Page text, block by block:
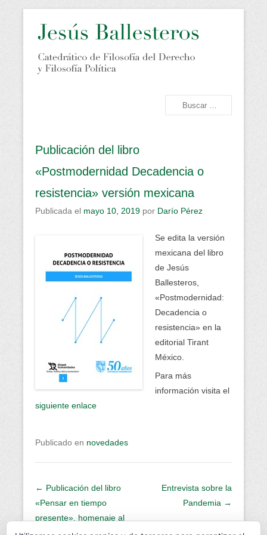
Llompart. Valencia.
Derecho. Filosofía Política. Paz
Buscar
Publicación del libro
«Postmodernidad Decadencia o
resistencia» versión mexicana
Publicada el mayo 10, 2019 por Darío Pérez
Se edita la versión
mexicana del libro
de Jesús
Ballesteros,
«Postmodernidad:
Decadencia o
resistencia» en la
editorial Tirant
México.
Para más
información visita el
siguiente enlace
Publicado en novedades
Navegación de la entrada
← Publicación del libro
«Pensar en tiempo
presente», homenaje al
profesor Jesús
Entrevista sobre la
Pandemia →